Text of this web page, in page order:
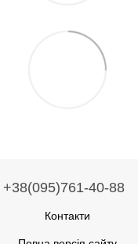
+38(095)761-40-88
Контакти